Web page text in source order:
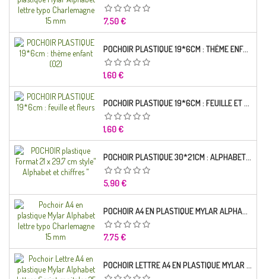
Prix
7,50 €
POCHOIR PLASTIQUE 19*6CM : THÈME ENFANT (02)
Prix
1,60 €
POCHOIR PLASTIQUE 19*6CM : FEUILLE ET FLEURS
Prix
1,60 €
POCHOIR PLASTIQUE 30*21CM : ALPHABET (02)
Prix
5,90 €
POCHOIR A4 EN PLASTIQUE MYLAR ALPHABET LETTRE TYPO RAVIE 30 MM
Prix
7,75 €
POCHOIR LETTRE A4 EN PLASTIQUE MYLAR ALPHABET LETTRES SCRIPT CAPITALES 25 MM